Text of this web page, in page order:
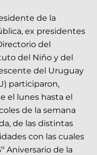
de la
ex presidentes
del
del Niño y del
del Uruguay
participaron,
el lunes hasta el
de la semana
de las distintas
con las cuales
Aniversario de la